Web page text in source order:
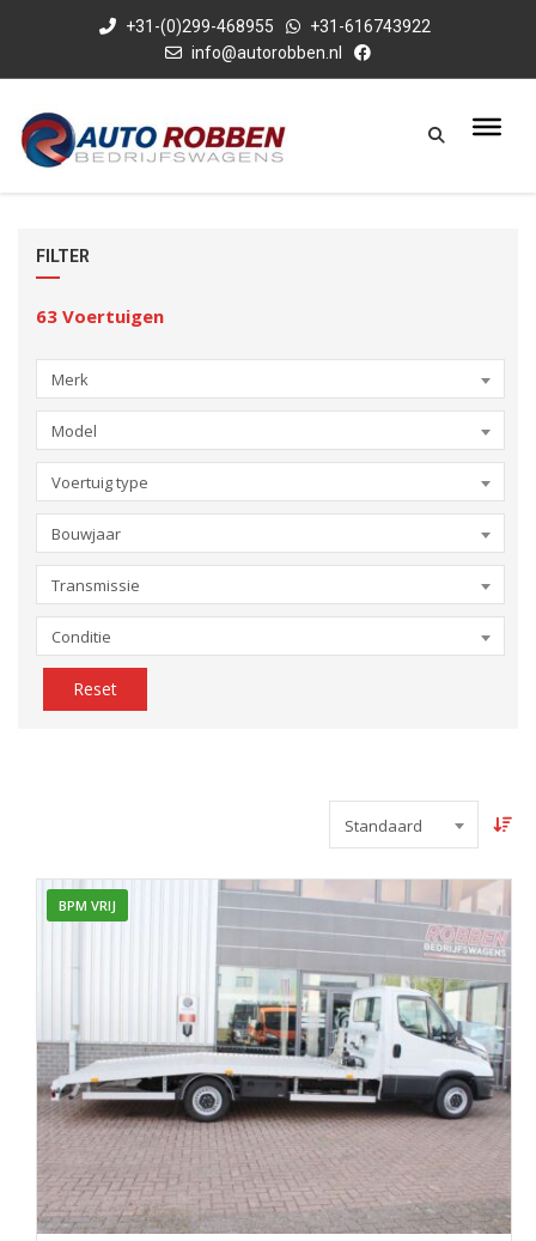
+31-(0)299-468955
+31-616743922
info@autorobben.nl
FILTER
63 Voertuigen
Merk
Model
Voertuig type
Bouwjaar
Transmissie
Conditie
Reset
Standaard
BPM VRIJ